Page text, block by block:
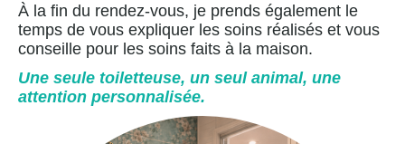
À la fin du rendez-vous, je prends également le
temps de vous expliquer les soins réalisés et vous
conseille pour les soins faits à la maison.
Une seule toiletteuse, un seul animal, une
attention personnalisée.